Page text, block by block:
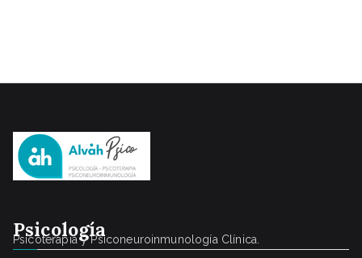
Psicología
Psicoterapia y Psiconeuroinmunología Clínica.